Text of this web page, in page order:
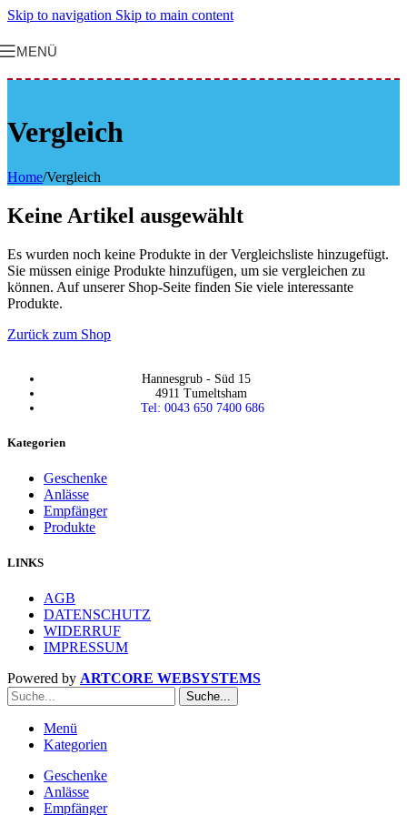
Skip to navigation Skip to main content
MENÜ
Vergleich
Home/Vergleich
Keine Artikel ausgewählt
Es wurden noch keine Produkte in der Vergleichsliste hinzugefügt.
Sie müssen einige Produkte hinzufügen, um sie vergleichen zu
können. Auf unserer Shop-Seite finden Sie viele interessante
Produkte.
Zurück zum Shop
Hannesgrub - Süd 15
4911 Tumeltsham
Tel: 0043 650 7400 686
Kategorien
Geschenke
Anlässe
Empfänger
Produkte
LINKS
AGB
DATENSCHUTZ
WIDERRUF
IMPRESSUM
Powered by ARTCORE WEBSYSTEMS
Suche...
Menü
Kategorien
Geschenke
Anlässe
Empfänger